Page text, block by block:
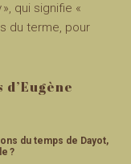
qui signifie «
du terme, pour
du temps de Dayot,
?